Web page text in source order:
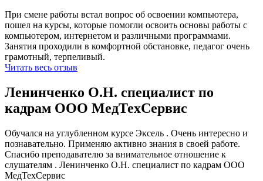
При смене работы встал вопрос об освоении компьютера,
пошел на курсы, которые помогли освоить основы работы с
компьютером, интернетом и различными программами.
Занятия проходили в комфортной обстановке, педагог очень
грамотный, терпеливый.
Читать весь отзыв
Ленинченко О.Н. специалист по
кадрам ООО МедТехСервис
Обучался на углубленном курсе Эксель . Очень интересно и
познавательно. Применяю активно знания в своей работе.
Спасибо преподавателю за внимательное отношение к
слушателям . Ленинченко О.Н. специалист по кадрам ООО
МедТехСервис